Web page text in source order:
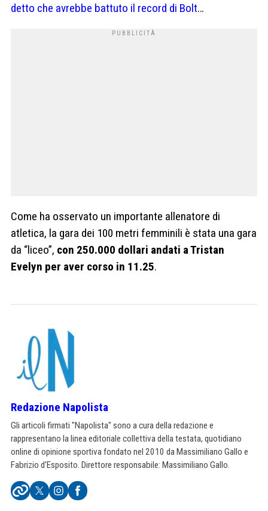
detto che avrebbe battuto il record di Bolt…
Come ha osservato un importante allenatore di
atletica, la gara dei 100 metri femminili è stata una gara
da “liceo”, con 250.000 dollari andati a Tristan
Evelyn per aver corso in 11.25.
Redazione Napolista
Gli articoli firmati "Napolista" sono a cura della redazione e
rappresentano la linea editoriale collettiva della testata, quotidiano
online di opinione sportiva fondato nel 2010 da Massimiliano Gallo e
Fabrizio d'Esposito. Direttore responsabile: Massimiliano Gallo.